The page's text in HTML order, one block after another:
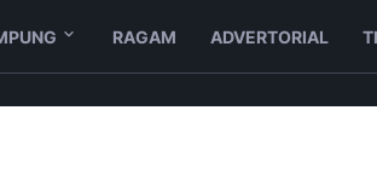
RAGAM ADVERTORIAL